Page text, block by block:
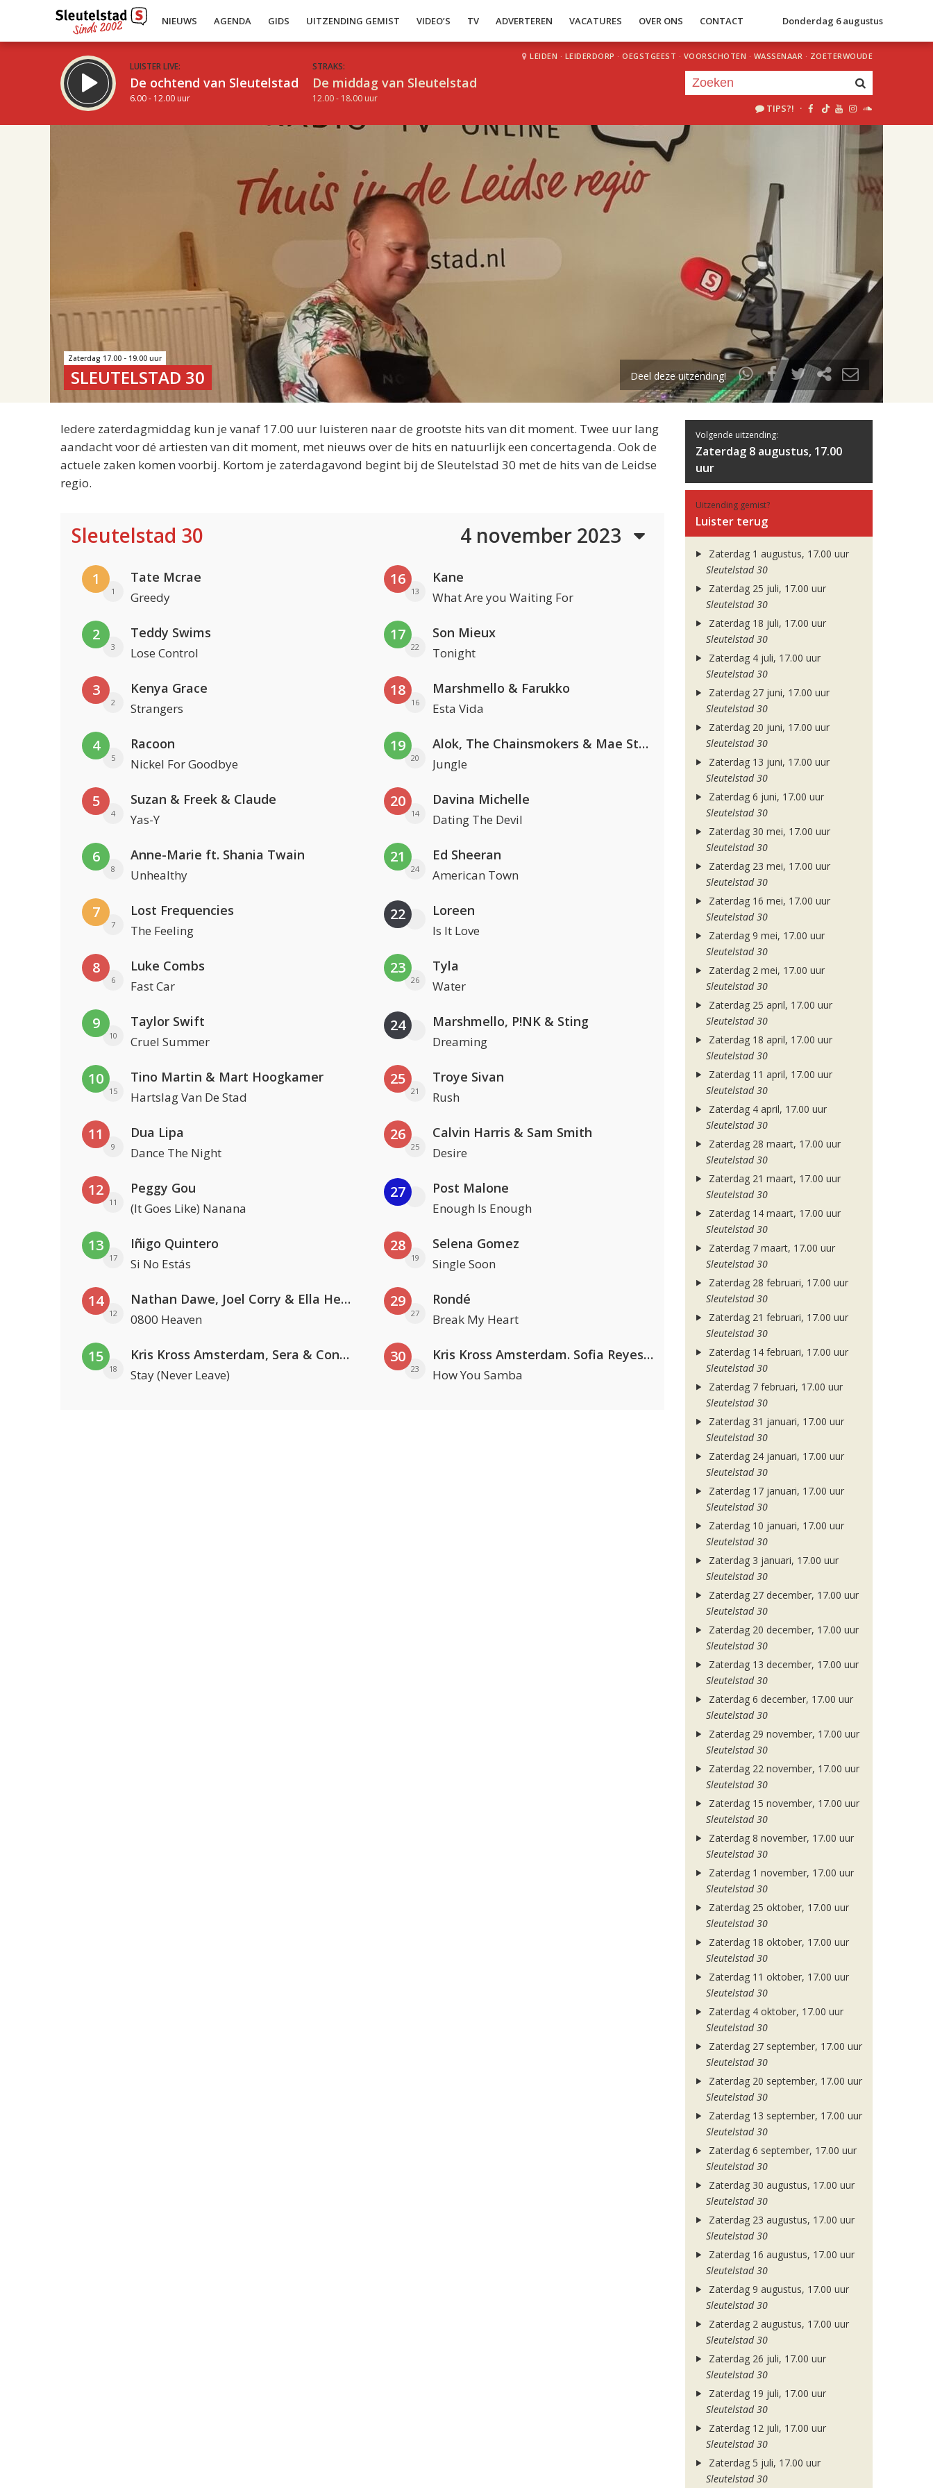
NIEUWS AGENDA GIDS UITZENDING GEMIST VIDEO’S TV ADVERTEREN VACATURES OVER ONS CONTACT Donderdag 6 augustus
LUISTER LIVE:
De ochtend van Sleutelstad
6.00 - 12.00 uur
STRAKS:
De middag van Sleutelstad
12.00 - 18.00 uur
LEIDEN · LEIDERDORP · OEGSTGEEST · VOORSCHOTEN · WASSENAAR · ZOETERWOUDE
TIPS?! ·
uur 1 van 2
Volgend uur
Zaterdag 17.00 - 19.00 uur
SLEUTELSTAD 30 Deel deze uitzending!
Iedere zaterdagmiddag kun je vanaf 17.00 uur luisteren naar de grootste hits van dit moment. Twee uur lang
aandacht voor dé artiesten van dit moment, met nieuws over de hits en natuurlijk een concertagenda. Ook de
actuele zaken komen voorbij. Kortom je zaterdagavond begint bij de Sleutelstad 30 met de hits van de Leidse
regio.
Sleutelstad 30 4 november 2023
1
1
Tate Mcrae
Greedy
2
3
Teddy Swims
Lose Control
3
2
Kenya Grace
Strangers
4
5
Racoon
Nickel For Goodbye
5
4
Suzan & Freek & Claude
Yas-Y
6
8
Anne-Marie ft. Shania Twain
Unhealthy
7
7
Lost Frequencies
The Feeling
8
6
Luke Combs
Fast Car
9
10
Taylor Swift
Cruel Summer
10
15
Tino Martin & Mart Hoogkamer
Hartslag Van De Stad
11
9
Dua Lipa
Dance The Night
12
11
Peggy Gou
(It Goes Like) Nanana
13
17
Iñigo Quintero
Si No Estás
14
12
Nathan Dawe, Joel Corry & Ella Henderson
0800 Heaven
15
18
Kris Kross Amsterdam, Sera & Conor Maynard
Stay (Never Leave)
16
13
Kane
What Are you Waiting For
17
22
Son Mieux
Tonight
18
16
Marshmello & Farukko
Esta Vida
19
20
Alok, The Chainsmokers & Mae Stephens
Jungle
20
14
Davina Michelle
Dating The Devil
21
24
Ed Sheeran
American Town
22 Loreen
Is It Love
23
26
Tyla
Water
24 Marshmello, P!NK & Sting
Dreaming
25
21
Troye Sivan
Rush
26
25
Calvin Harris & Sam Smith
Desire
27 Post Malone
Enough Is Enough
28
19
Selena Gomez
Single Soon
29
27
Rondé
Break My Heart
30
23
Kris Kross Amsterdam. Sofia Reyes & Tinie Tempah
How You Samba
Volgende uitzending:
Zaterdag 8 augustus, 17.00
uur
Uitzending gemist?
Luister terug
Zaterdag 1 augustus, 17.00 uur
Sleutelstad 30
Zaterdag 25 juli, 17.00 uur
Sleutelstad 30
Zaterdag 18 juli, 17.00 uur
Sleutelstad 30
Zaterdag 4 juli, 17.00 uur
Sleutelstad 30
Zaterdag 27 juni, 17.00 uur
Sleutelstad 30
Zaterdag 20 juni, 17.00 uur
Sleutelstad 30
Zaterdag 13 juni, 17.00 uur
Sleutelstad 30
Zaterdag 6 juni, 17.00 uur
Sleutelstad 30
Zaterdag 30 mei, 17.00 uur
Sleutelstad 30
Zaterdag 23 mei, 17.00 uur
Sleutelstad 30
Zaterdag 16 mei, 17.00 uur
Sleutelstad 30
Zaterdag 9 mei, 17.00 uur
Sleutelstad 30
Zaterdag 2 mei, 17.00 uur
Sleutelstad 30
Zaterdag 25 april, 17.00 uur
Sleutelstad 30
Zaterdag 18 april, 17.00 uur
Sleutelstad 30
Zaterdag 11 april, 17.00 uur
Sleutelstad 30
Zaterdag 4 april, 17.00 uur
Sleutelstad 30
Zaterdag 28 maart, 17.00 uur
Sleutelstad 30
Zaterdag 21 maart, 17.00 uur
Sleutelstad 30
Zaterdag 14 maart, 17.00 uur
Sleutelstad 30
Zaterdag 7 maart, 17.00 uur
Sleutelstad 30
Zaterdag 28 februari, 17.00 uur
Sleutelstad 30
Zaterdag 21 februari, 17.00 uur
Sleutelstad 30
Zaterdag 14 februari, 17.00 uur
Sleutelstad 30
Zaterdag 7 februari, 17.00 uur
Sleutelstad 30
Zaterdag 31 januari, 17.00 uur
Sleutelstad 30
Zaterdag 24 januari, 17.00 uur
Sleutelstad 30
Zaterdag 17 januari, 17.00 uur
Sleutelstad 30
Zaterdag 10 januari, 17.00 uur
Sleutelstad 30
Zaterdag 3 januari, 17.00 uur
Sleutelstad 30
Zaterdag 27 december, 17.00 uur
Sleutelstad 30
Zaterdag 20 december, 17.00 uur
Sleutelstad 30
Zaterdag 13 december, 17.00 uur
Sleutelstad 30
Zaterdag 6 december, 17.00 uur
Sleutelstad 30
Zaterdag 29 november, 17.00 uur
Sleutelstad 30
Zaterdag 22 november, 17.00 uur
Sleutelstad 30
Zaterdag 15 november, 17.00 uur
Sleutelstad 30
Zaterdag 8 november, 17.00 uur
Sleutelstad 30
Zaterdag 1 november, 17.00 uur
Sleutelstad 30
Zaterdag 25 oktober, 17.00 uur
Sleutelstad 30
Zaterdag 18 oktober, 17.00 uur
Sleutelstad 30
Zaterdag 11 oktober, 17.00 uur
Sleutelstad 30
Zaterdag 4 oktober, 17.00 uur
Sleutelstad 30
Zaterdag 27 september, 17.00 uur
Sleutelstad 30
Zaterdag 20 september, 17.00 uur
Sleutelstad 30
Zaterdag 13 september, 17.00 uur
Sleutelstad 30
Zaterdag 6 september, 17.00 uur
Sleutelstad 30
Zaterdag 30 augustus, 17.00 uur
Sleutelstad 30
Zaterdag 23 augustus, 17.00 uur
Sleutelstad 30
Zaterdag 16 augustus, 17.00 uur
Sleutelstad 30
Zaterdag 9 augustus, 17.00 uur
Sleutelstad 30
Zaterdag 2 augustus, 17.00 uur
Sleutelstad 30
Zaterdag 26 juli, 17.00 uur
Sleutelstad 30
Zaterdag 19 juli, 17.00 uur
Sleutelstad 30
Zaterdag 12 juli, 17.00 uur
Sleutelstad 30
Zaterdag 5 juli, 17.00 uur
Sleutelstad 30